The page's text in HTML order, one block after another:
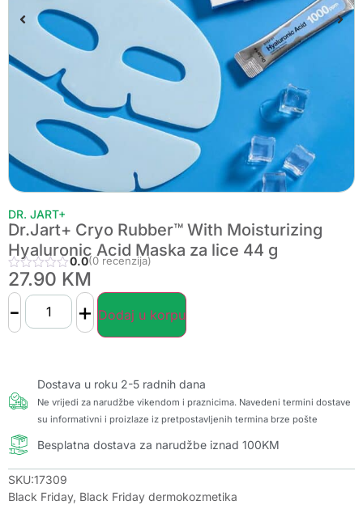
DR. JART+
Dr.Jart+ Cryo Rubber™ With Moisturizing
Hyaluronic Acid Maska za lice 44 g
0.0(0 recenzija)
27.90 KM
- + Dodaj u korpu
Dostava u roku 2-5 radnih dana
Ne vrijedi za narudžbe vikendom i praznicima. Navedeni termini dostave
su informativni i proizlaze iz pretpostavljenih termina brze pošte
Besplatna dostava za narudžbe iznad 100KM
SKU:17309
Black Friday, Black Friday dermokozmetika